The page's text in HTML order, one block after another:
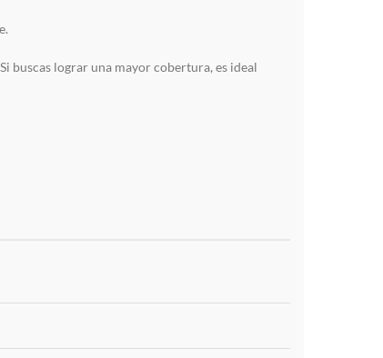
buscas lograr una mayor cobertura, es ideal